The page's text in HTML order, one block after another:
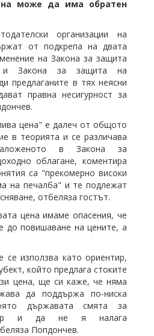
може да има обратен
организации на
от подкрепа на двата
на Закона за защита
и Закона за защита на
предлаганите в тях неясни
правна несигурност за
цена" е далеч от общото
в теорията и се различава
в Закона за
облагане, коментира
са "прекомерно високи
на печалба" и те подлежат
отбеляза гостът.
цена имаме опасения, че
до повишаване на цените, а
използва като ориентир,
който предлага стоките
цена, ще си каже, че няма
да поддържа по-ниска
държавата смята за
и да не я налага
Попдончев.